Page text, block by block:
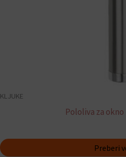
KLJUKE
Pololiva za
Preberi